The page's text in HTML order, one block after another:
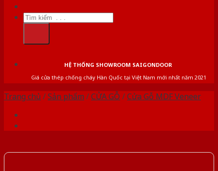
Tìm
kiếm:
HỆ THỐNG SHOWROOM SAIGONDOOR
Giá cửa thép chống cháy Hàn Quốc tại Việt Nam mới nhất năm 2021
Trang chủ /Sản phẩm /CỬA GỖ /Cửa Gỗ MDF Veneer